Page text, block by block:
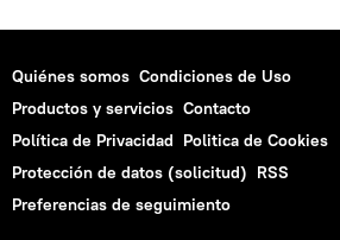
Quiénes somos Condiciones de Uso
Productos y servicios Contacto
Política de Privacidad Politica de Cookies
Protección de datos (solicitud) RSS
Preferencias de seguimiento